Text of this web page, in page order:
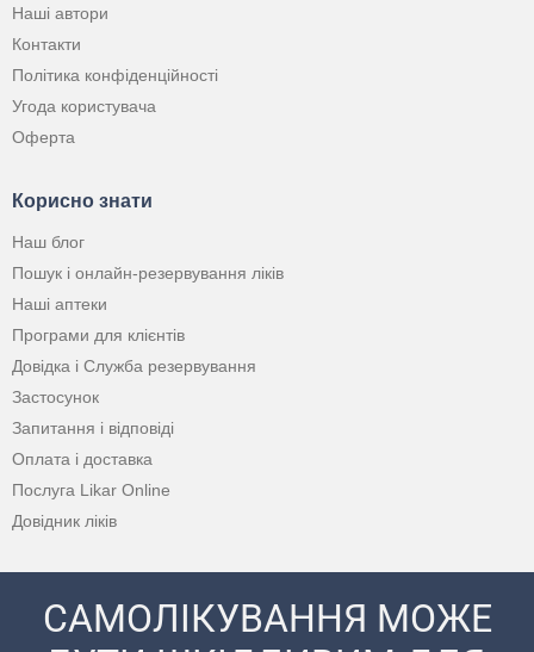
Наші автори
Контакти
Політика конфіденційності
Угода користувача
Оферта
Корисно знати
Наш блог
Пошук і онлайн-резервування ліків
Наші аптеки
Програми для клієнтів
Довідка і Служба резервування
Застосунок
Запитання і відповіді
Оплата і доставка
Послуга Likar Online
Довідник ліків
САМОЛІКУВАННЯ МОЖЕ